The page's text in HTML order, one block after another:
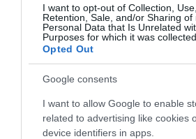
I want to opt-out of Collection, Use,
Retention, Sale, and/or Sharing of
Personal Data that Is Unrelated
Purposes for which it was collected.
Opted Out
Google consents
I want to allow Google to enable
related to advertising like cookies
device identifiers in apps.
στην Εύβοια – Τι έργα γίνονται –
Δείτε εικόνες
10.08.2026 | 11:40
γίνει αύριο στα σοκάκια αυτού
10.08.2026 | 11:20
Μεγάλη φωτιά στον
Κουβαρά Αττικής:
κοντά σε σπίτια